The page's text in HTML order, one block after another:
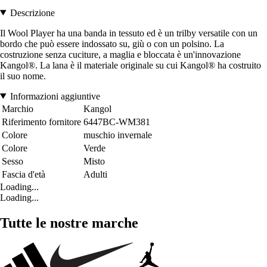
Descrizione
Il Wool Player ha una banda in tessuto ed è un trilby versatile con un
bordo che può essere indossato su, giù o con un polsino. La
costruzione senza cuciture, a maglia e bloccata è un'innovazione
Kangol®. La lana è il materiale originale su cui Kangol® ha costruito
il suo nome.
Informazioni aggiuntive
Marchio
Kangol
Riferimento fornitore 6447BC-WM381
Colore
muschio invernale
Colore
Verde
Sesso
Misto
Fascia d'età
Adulti
Loading...
Loading...
Tutte le nostre marche